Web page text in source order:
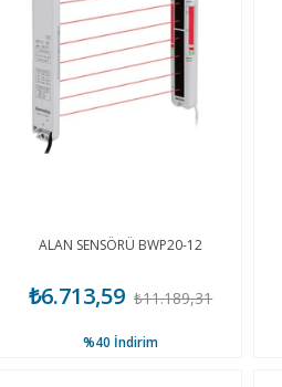
ALAN SENSÖRÜ BWP20-12
₺6.713,59 ₺11.189,31
%40 İndirim